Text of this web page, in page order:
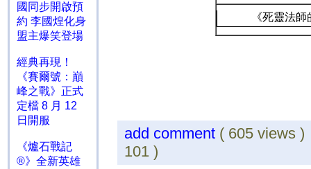
國同步開啟預
約 李國煌化身
盟主爆笑登場
經典再現！
《賽爾號：巔
峰之戰》正式
定檔 8 月 12
日開服
《爐石戰記
®》全新英雄
《死靈法
add comment ( 605
101 )